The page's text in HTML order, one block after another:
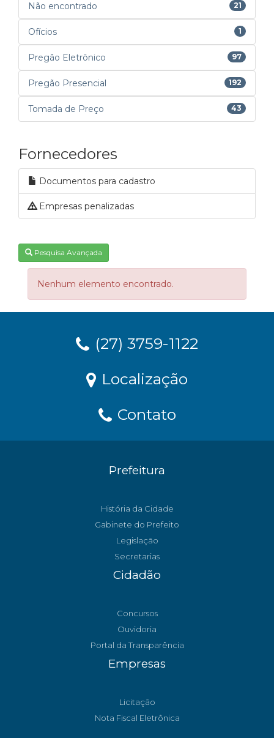
Não encontrado 21
Ofícios 1
Pregão Eletrônico 97
Pregão Presencial 192
Tomada de Preço 43
Fornecedores
Documentos para cadastro
Empresas penalizadas
Pesquisa Avançada
Nenhum elemento encontrado.
(27) 3759-1122
Localização
Contato
Prefeitura
História da Cidade
Gabinete do Prefeito
Legislação
Secretarias
Cidadão
Concursos
Ouvidoria
Portal da Transparência
Empresas
Licitação
Nota Fiscal Eletrônica